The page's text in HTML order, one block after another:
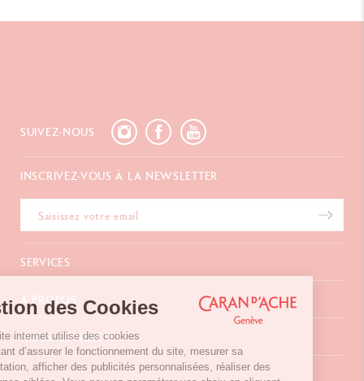
Gestion des Cookies
Notre site internet utilise des cookies
permettant d’assurer le fonctionnement du site, mesurer sa
fréquentation, afficher des publicités personnalisées, réaliser des
SUIVEZ-NOUS
INSCRIVEZ-VOUS À LA NEWSLETTER
SERVICES
Paiements
Retours
Emballages Cadeaux
Cadeaux d'affaires
A PROPOS
FAQ
La Maison
Points de vente
NOUS CONTACTER
Chemin du Foron 19